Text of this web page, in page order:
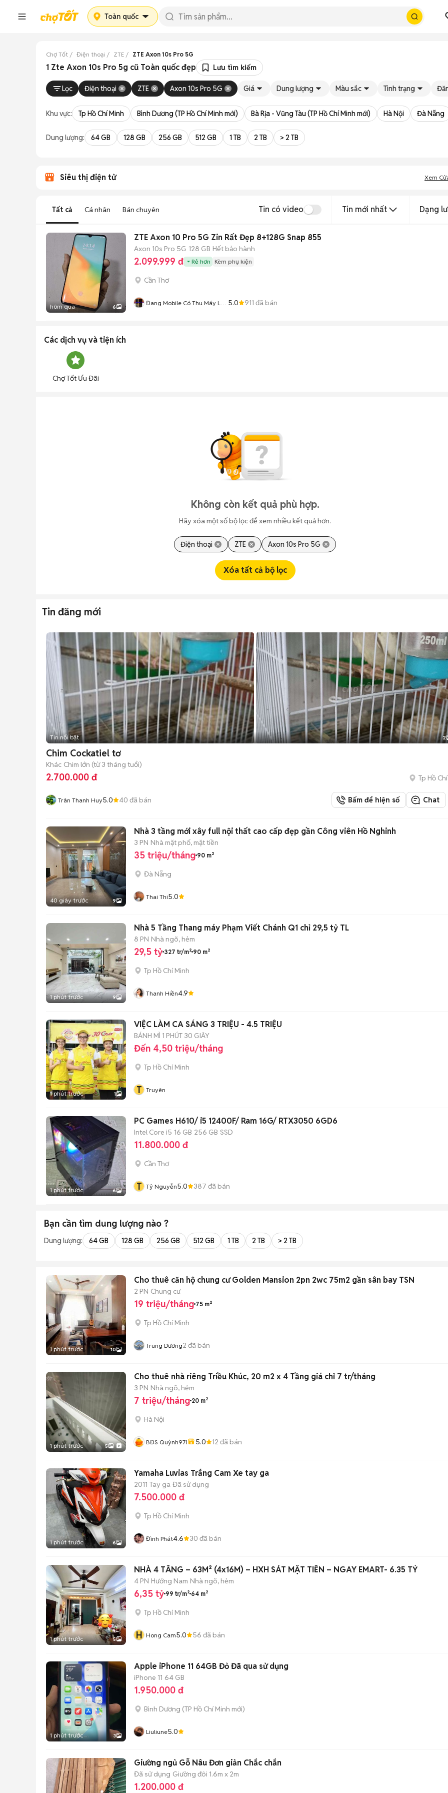
Toàn quốc
Chợ Tốt Điện thoại ZTE ZTE Axon 10s Pro 5G
1 Zte Axon 10s Pro 5g cũ Toàn quốc đẹp Lưu tìm kiếm
Lọc Điện thoại ZTE Axon 10s Pro 5G Giá Dung lượng Màu sắc Tình trạng
Khu vực: Tp Hồ Chí Minh Bình Dương (TP Hồ Chí Minh mới) Bà Rịa - Vũng Tàu (TP Hồ Chí Minh mới) Hà Nội Đà Nẵng
Dung lượng: 64 GB 128 GB 256 GB 512 GB 1 TB 2 TB > 2 TB
Siêu thị điện tử Xem
Tất cả Cá nhân Bán chuyên Tin có video Tin mới nhất Dạng
hôm qua 6
ZTE Axon 10 Pro 5G Zin Rất Đẹp 8+128G Snap 855
Axon 10s Pro 5G 128 GB Hết bảo hành
2.099.999 đ Rẻ hơn Kèm phụ kiện
Cần Thơ
Đang Mobile Có Thu Máy Lại
5.0 911 đã bán
Các dịch vụ và tiện ích
Chợ Tốt Ưu Đãi
Không còn kết quả phù hợp.
Hãy xóa một số bộ lọc để xem nhiều kết quả hơn.
Điện thoại ZTE Axon 10s Pro 5G
Xóa tất cả bộ lọc
Tin đăng mới
Tin nổi bật 2
Chim Cockatiel tơ
Khác Chim lớn (từ 3 tháng tuổi)
2.700.000 đ Tp Hồ
Trân Thanh Huy5.0 40 đã bán Bấm để hiện số Chat
40 giây trước 9
Nhà 3 tầng mới xây full nội thất cao cấp đẹp gần Công viên Hồ Nghinh
3 PN Nhà mặt phố, mặt tiền
35 triệu/tháng 90 m²
Đà Nẵng
Thai Thi5.0
1 phút trước 9
Nhà 5 Tầng Thang máy Phạm Viết Chánh Q1 chỉ 29,5 tỷ TL
8 PN Nhà ngõ, hẻm
29,5 tỷ 327 tr/m² 90 m²
Tp Hồ Chí Minh
Thanh Hiền4.9
1 phút trước 1
VIỆC LÀM CA SÁNG 3 TRIỆU - 4.5 TRIỆU
BÁNH MÌ 1 PHÚT 30 GIÂY
Đến 4,50 triệu/tháng
Tp Hồ Chí Minh
T Truyên
1 phút trước 6
PC Games H610/ i5 12400F/ Ram 16G/ RTX3050 6GD6
Intel Core i5 16 GB 256 GB SSD
11.800.000 đ
Cần Thơ
T Tỷ Nguyễn5.0 387 đã bán
Bạn cần tìm dung lượng nào ?
Dung lượng: 64 GB 128 GB 256 GB 512 GB 1 TB 2 TB > 2 TB
1 phút trước 10
Cho thuê căn hộ chung cư Golden Mansion 2pn 2wc 75m2 gần sân bay TSN
2 PN Chung cư
19 triệu/tháng 75 m²
Tp Hồ Chí Minh
Trung Dương2 đã bán
1 phút trước 5
Cho thuê nhà riêng Triều Khúc, 20 m2 x 4 Tầng giá chỉ 7 tr/tháng
3 PN Nhà ngõ, hẻm
7 triệu/tháng 20 m²
Hà Nội
BĐS Quỳnh971 5.0 12 đã bán
1 phút trước 6
Yamaha Luvias Trắng Cam Xe tay ga
2011 Tay ga Đã sử dụng
7.500.000 đ
Tp Hồ Chí Minh
Đình Phát4.6 30 đã bán
1 phút trước 5
NHÀ 4 TẦNG – 63M² (4x16M) – HXH SÁT MẶT TIỀN – NGAY EMART- 6.35 TỶ
4 PN Hướng Nam Nhà ngõ, hẻm
6,35 tỷ 99 tr/m² 64 m²
Tp Hồ Chí Minh
H Hong Cam5.0 56 đã bán
1 phút trước 3
Apple iPhone 11 64GB Đỏ Đã qua sử dụng
iPhone 11 64 GB
1.950.000 đ
Bình Dương (TP Hồ Chí Minh mới)
Liuliune5.0
Giường ngủ Gỗ Nâu Đơn giản Chắc chắn
Đã sử dụng Giường đôi 1.6m x 2m
1.200.000 đ